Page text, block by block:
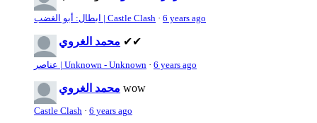
ابطال: أبو الغضب | Castle Clash · 6 years ago
محمد الغروي ✔✔
عناصر | Unknown - Unknown · 6 years ago
محمد الغروي wow
Castle Clash · 6 years ago